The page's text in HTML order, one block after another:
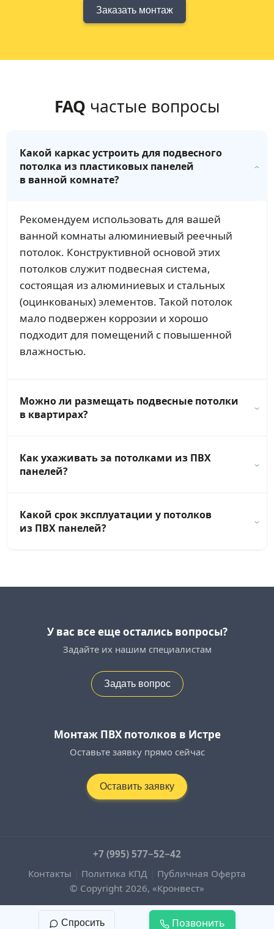
Заказать монтаж
FAQ частые вопросы
Какой каркас устроить для подвесного
потолка из пластиковых панелей
в ванной комнате?
Рекомендуем использовать для вашей
ванной комнаты алюминиевый реечный
потолок. Конструктивной основой этих
потолков служит подвесная система,
состоящая из алюминиевых и стальных
(оцинкованых) элементов. Такой потолок
мало подвержен коррозии и хорошо
подходит для помещений с повышенной
влажностью.
Можно ли размещать подвесные потолки
в квартирах?
Как ухаживать за потолками из ПВХ
панелей?
Какой срок эксплуатации у потолков
из ПВХ панелей?
У вас все еще остались вопросы?
Задайте их нашим специалистам
Задать вопрос
Монтаж ПВХ потолков в Истре
Оставьте заявку прямо сейчас
Оставить заявку
© Copyright 2026, «Кронвест»
+7 (995) 577−52−42
Контакты
Политика КПД Публичная Оферта
Спросить Позвонить